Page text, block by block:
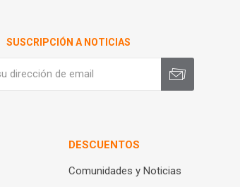
SUSCRIPCIÓN A NOTICIAS
DESCUENTOS
Comunidades y Noticias